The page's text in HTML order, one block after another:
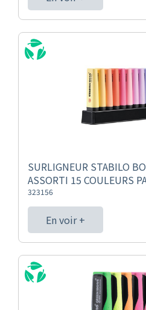
SURLIGNEUR STABILO
ASSORTI 15 COULEURS
323156
En voir +